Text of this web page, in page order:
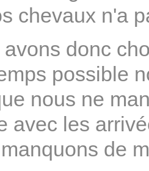
chevaux n'a
avons donc
possible
nous ne
avec les
de